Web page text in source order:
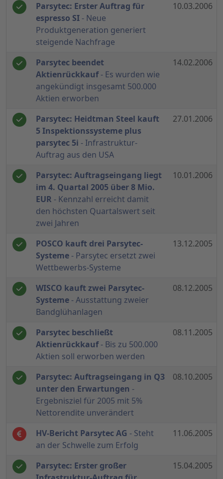
Parsytec: Erster Auftrag für
espresso SI- Neue
Produktgeneration generiert
steigende Nachfrage
10.03.2006
Parsytec beendet
Aktienrückkauf- Es wurden wie
angekündigt insgesamt 500.000
Aktien erworben
14.02.2006
Parsytec: Heidtman Steel kauft
5 Inspektionssysteme plus
parsytec 5i - Infrastruktur-
Auftrag aus den USA
27.01.2006
Parsytec: Auftragseingang liegt
im 4. Quartal 2005 über 8 Mio.
EUR - Kennzahl erreicht damit
den höchsten Quartalswert seit
zwei Jahren
10.01.2006
POSCO kauft drei Parsytec-
Systeme- Parsytec ersetzt zwei
Wettbewerbs-Systeme
13.12.2005
WISCO kauft zwei Parsytec-
Systeme - Ausstattung zweier
Bandglühanlagen
08.12.2005
Parsytec beschließt
Aktienrückkauf- Bis zu 500.000
Aktien soll erworben werden
08.11.2005
Parsytec: Auftragseingang in Q3
unter den Erwartungen -
Ergebnisziel für 2005 mit 5%
Nettorendite unverändert
08.10.2005
HV-Bericht Parsytec AG - Steht
an der Schwelle zum Erfolg
11.06.2005
Parsytec: Erster großer
15.04.2005